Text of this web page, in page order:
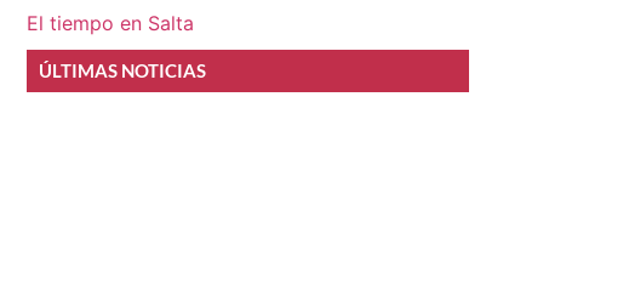
El tiempo en Salta
ÚLTIMAS NOTICIAS